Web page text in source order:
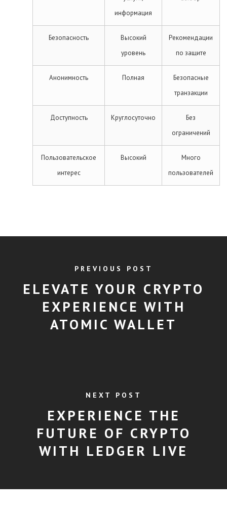
информация
Безопасность
Высокий
уровень
Рекомендации
по защите
Анонимность Полная
Безопасные
транзакции
Доступность Круглосуточно
Без
ограничений
Пользовательское
интерес
Высокий
Много
пользователей
PREVIOUS POST
ELEVATE YOUR CRYPTO
EXPERIENCE WITH
ATOMIC WALLET
NEXT POST
EXPERIENCE THE
FUTURE OF CRYPTO
WITH LEDGER LIVE